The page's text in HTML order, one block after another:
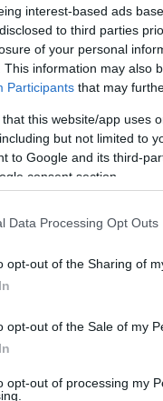
interest-based ads
to third parties
of your personal
This information may also
Participants that may
that this website/app uses
but not limited to
to Google and its third-
consent section.
Data Processing Opt Outs
opt-out of the Sharing of
opt-out of the Sale of my
opt-out of processing my